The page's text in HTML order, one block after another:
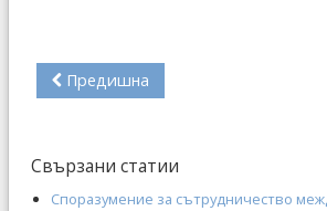
Предишна
Свързани статии
Споразумение за сътрудничество